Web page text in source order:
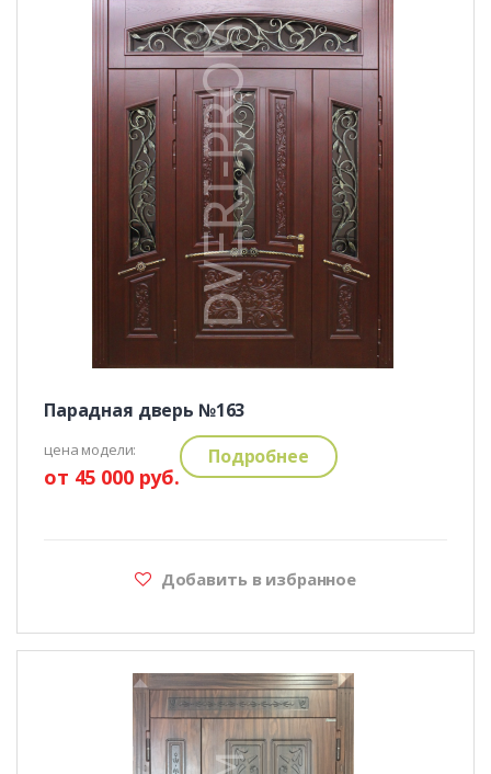
Парадная дверь №163
цена модели:
от 45 000 руб.
Подробнее
Добавить в избранное